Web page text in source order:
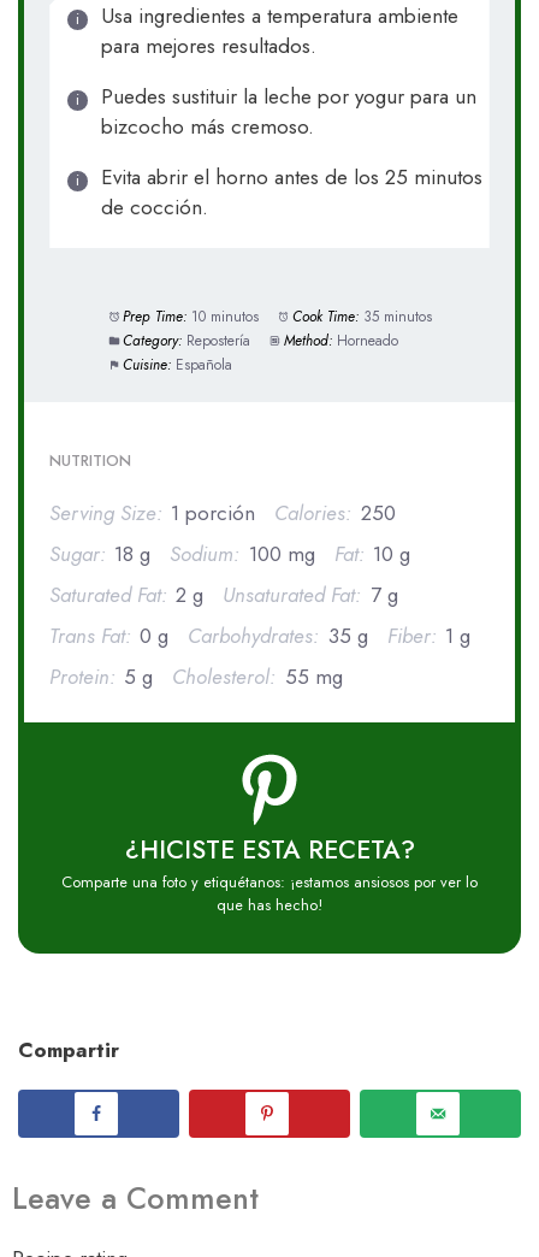
Usa ingredientes a temperatura ambiente
para mejores resultados.
Puedes sustituir la leche por yogur para un
bizcocho más cremoso.
Evita abrir el horno antes de los 25 minutos
de cocción.
Prep Time: 10 minutos Cook Time: 35 minutos
Category: Repostería Method: Horneado
Cuisine: Española
NUTRITION
Serving Size: 1 porción Calories: 250
Sugar: 18 g Sodium: 100 mg Fat: 10 g
Saturated Fat: 2 g Unsaturated Fat: 7 g
Trans Fat: 0 g Carbohydrates: 35 g Fiber: 1 g
Protein: 5 g Cholesterol: 55 mg
¿HICISTE ESTA RECETA?
Comparte una foto y etiquétanos: ¡estamos ansiosos por ver lo
que has hecho!
Compartir
Leave a Comment